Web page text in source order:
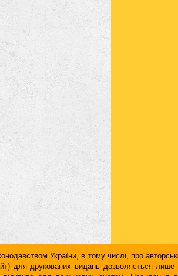
України, в тому числі, про авторське
для друкованих видань дозволяється лише з
для пошукових систем. Посилання та